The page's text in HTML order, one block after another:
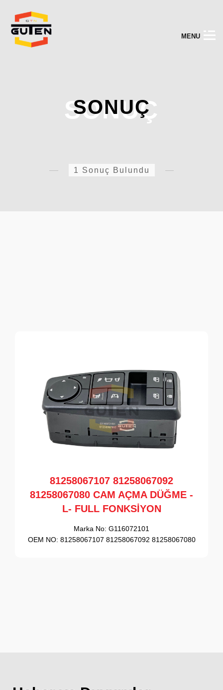
M ENU
SONUÇ
SONUÇ
1 Sonuç Bulundu
81258067107 81258067092
81258067080 CAM AÇMA DÜĞME -
L- FULL FONKSİYON
Marka No: G116072101
OEM NO: 81258067107 81258067092 81258067080